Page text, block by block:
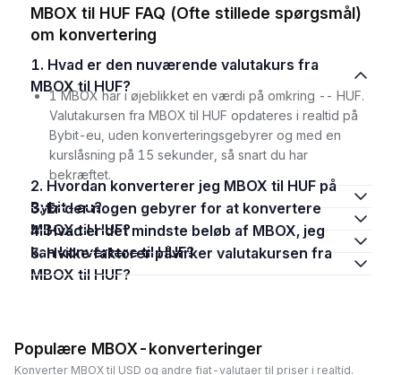
MBOX til HUF FAQ (Ofte stillede spørgsmål)
om konvertering
1. Hvad er den nuværende valutakurs fra
MBOX til HUF?
1 MBOX har i øjeblikket en værdi på omkring -- HUF.
Valutakursen fra MBOX til HUF opdateres i realtid på
Bybit-eu, uden konverteringsgebyrer og med en
kurslåsning på 15 sekunder, så snart du har
bekræftet.
2. Hvordan konverterer jeg MBOX til HUF på
Bybit-eu?
3. Er der nogen gebyrer for at konvertere
MBOX til HUF?
4. Hvad er det mindste beløb af MBOX, jeg
kan konvertere til HUF?
5. Hvilke faktorer påvirker valutakursen fra
MBOX til HUF?
Populære MBOX-konverteringer
Konverter MBOX til USD og andre fiat-valutaer til priser i realtid.